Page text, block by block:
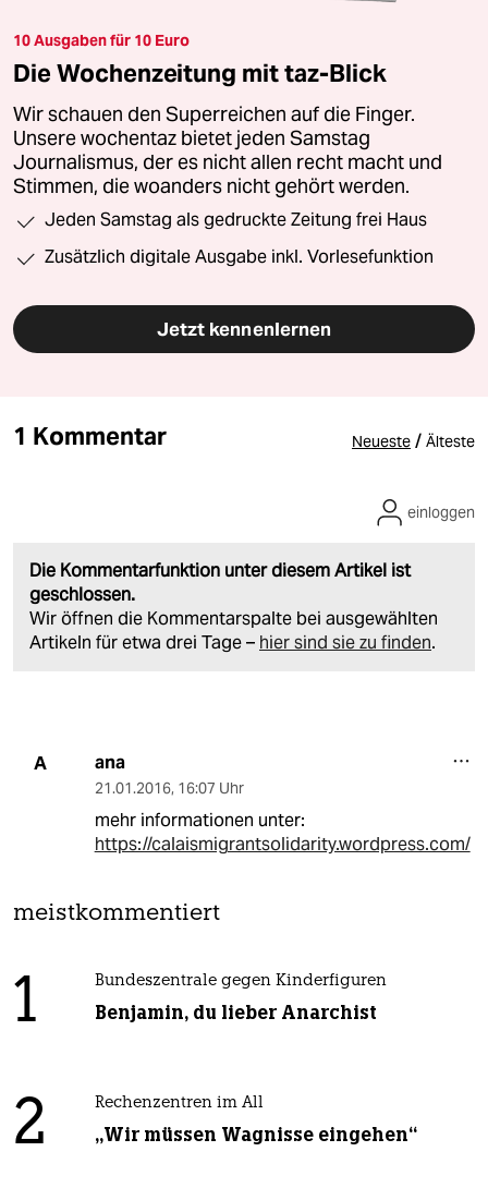
10 Ausgaben für 10 Euro
Die Wochenzeitung mit taz-Blick
Wir schauen den Superreichen auf die Finger.
Unsere wochentaz bietet jeden Samstag
Journalismus, der es nicht allen recht macht und
Stimmen, die woanders nicht gehört werden.
Jeden Samstag als gedruckte Zeitung frei Haus
Zusätzlich digitale Ausgabe inkl. Vorlesefunktion
Jetzt kennenlernen
1 Kommentar Neueste / Älteste
Die Kommentarfunktion unter diesem Artikel ist
geschlossen.
Wir öffnen die Kommentarspalte bei ausgewählten
Artikeln für etwa drei Tage – hier sind sie zu finden.
einloggen
A ana
21.01.2016, 16:07 Uhr
mehr informationen unter:
https://calaismigrantsolidarity.wordpress.com/
meistkommentiert
1 Bundeszentrale gegen Kinderfiguren
Benjamin, du lieber Anarchist
2 Rechenzentren im All
„Wir müssen Wagnisse eingehen“